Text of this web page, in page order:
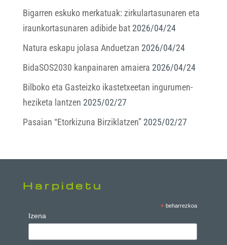
Bigarren eskuko merkatuak: zirkulartasunaren eta
iraunkortasunaren adibide bat 2026/04/24
Natura eskapu jolasa Anduetzan 2026/04/24
BidaSOS2030 kanpainaren amaiera 2026/04/24
Bilboko eta Gasteizko ikastetxeetan ingurumen-
heziketa lantzen 2025/02/27
Pasaian “Etorkizuna Birziklatzen” 2025/02/27
Harpidetu
* beharrezkoa
Izena